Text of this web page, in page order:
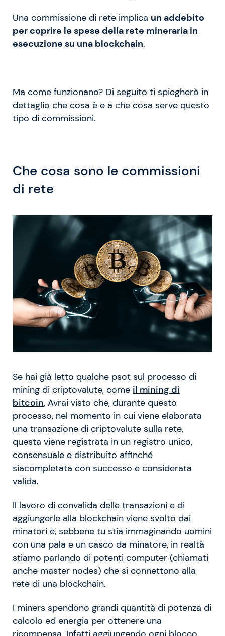
Una commissione di rete implica un addebito
per coprire le spese della rete mineraria in
esecuzione su una blockchain.
Ma come funzionano? Di seguito ti spiegherò in
dettaglio che cosa è e a che cosa serve questo
tipo di commissioni.
Che cosa sono le commissioni
di rete
Se hai già letto qualche psot sul processo di
mining di criptovalute, come il mining di
bitcoin, Avrai visto che, durante questo
processo, nel momento in cui viene elaborata
una transazione di criptovalute sulla rete,
questa viene registrata in un registro unico,
consensuale e distribuito affinché
siacompletata con successo e considerata
valida.
Il lavoro di convalida delle transazioni e di
aggiungerle alla blockchain viene svolto dai
minatori e, sebbene tu stia immaginando uomini
con una pala e un casco da minatore, in realtà
stiamo parlando di potenti computer (chiamati
anche master nodes) che si connettono alla
rete di una blockchain.
I miners spendono grandi quantità di potenza di
calcolo ed energia per ottenere una